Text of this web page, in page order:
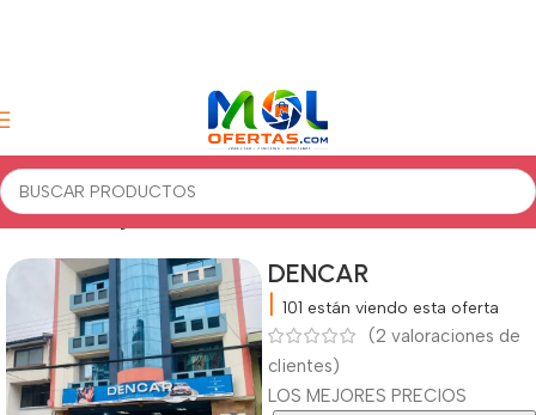
Inicio Tecnología
DENCAR
101 están viendo esta oferta
(2 valoraciones de
clientes)
LOS MEJORES PRECIOS